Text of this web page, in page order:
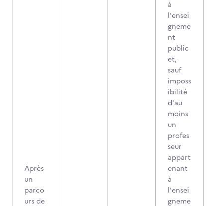
Après
un
parco
urs de
à
l'ensei
gneme
nt
public
et,
sauf
imposs
ibilité
d'au
moins
un
profes
seur
appart
enant
à
l'ensei
gneme